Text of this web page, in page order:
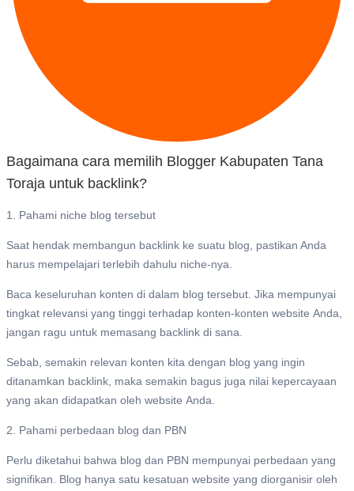
Bagaimana cara memilih Blogger Kabupaten Tana
Toraja untuk backlink?
1. Pahami niche blog tersebut
Saat hendak membangun backlink ke suatu blog, pastikan Anda
harus mempelajari terlebih dahulu niche-nya.
Baca keseluruhan konten di dalam blog tersebut. Jika mempunyai
tingkat relevansi yang tinggi terhadap konten-konten website Anda,
jangan ragu untuk memasang backlink di sana.
Sebab, semakin relevan konten kita dengan blog yang ingin
ditanamkan backlink, maka semakin bagus juga nilai kepercayaan
yang akan didapatkan oleh website Anda.
2. Pahami perbedaan blog dan PBN
Perlu diketahui bahwa blog dan PBN mempunyai perbedaan yang
signifikan. Blog hanya satu kesatuan website yang diorganisir oleh